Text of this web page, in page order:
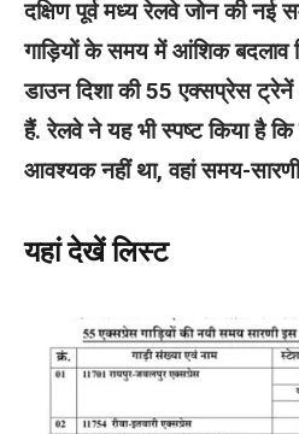
दक्षिण पूर्व मध्य रेलवे जोन की
गाड़ियों के समय में आंशिक बदलाव
डाउन दिशा की 55 एक्सप्रेस
हैं. रेलवे ने यह भी स्पष्ट किया है
आवश्यक नहीं था, वहां समय-
यहां देखें लिस्ट